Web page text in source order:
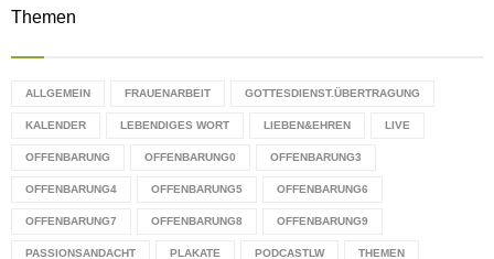
Themen
ALLGEMEIN FRAUENARBEIT GOTTESDIENST.ÜBERTRAGUNG
KALENDER LEBENDIGES WORT LIEBEN&EHREN LIVE
OFFENBARUNG OFFENBARUNG0 OFFENBARUNG3
OFFENBARUNG4 OFFENBARUNG5 OFFENBARUNG6
OFFENBARUNG7 OFFENBARUNG8 OFFENBARUNG9
PASSIONSANDACHT PLAKATE PODCASTLW THEMEN